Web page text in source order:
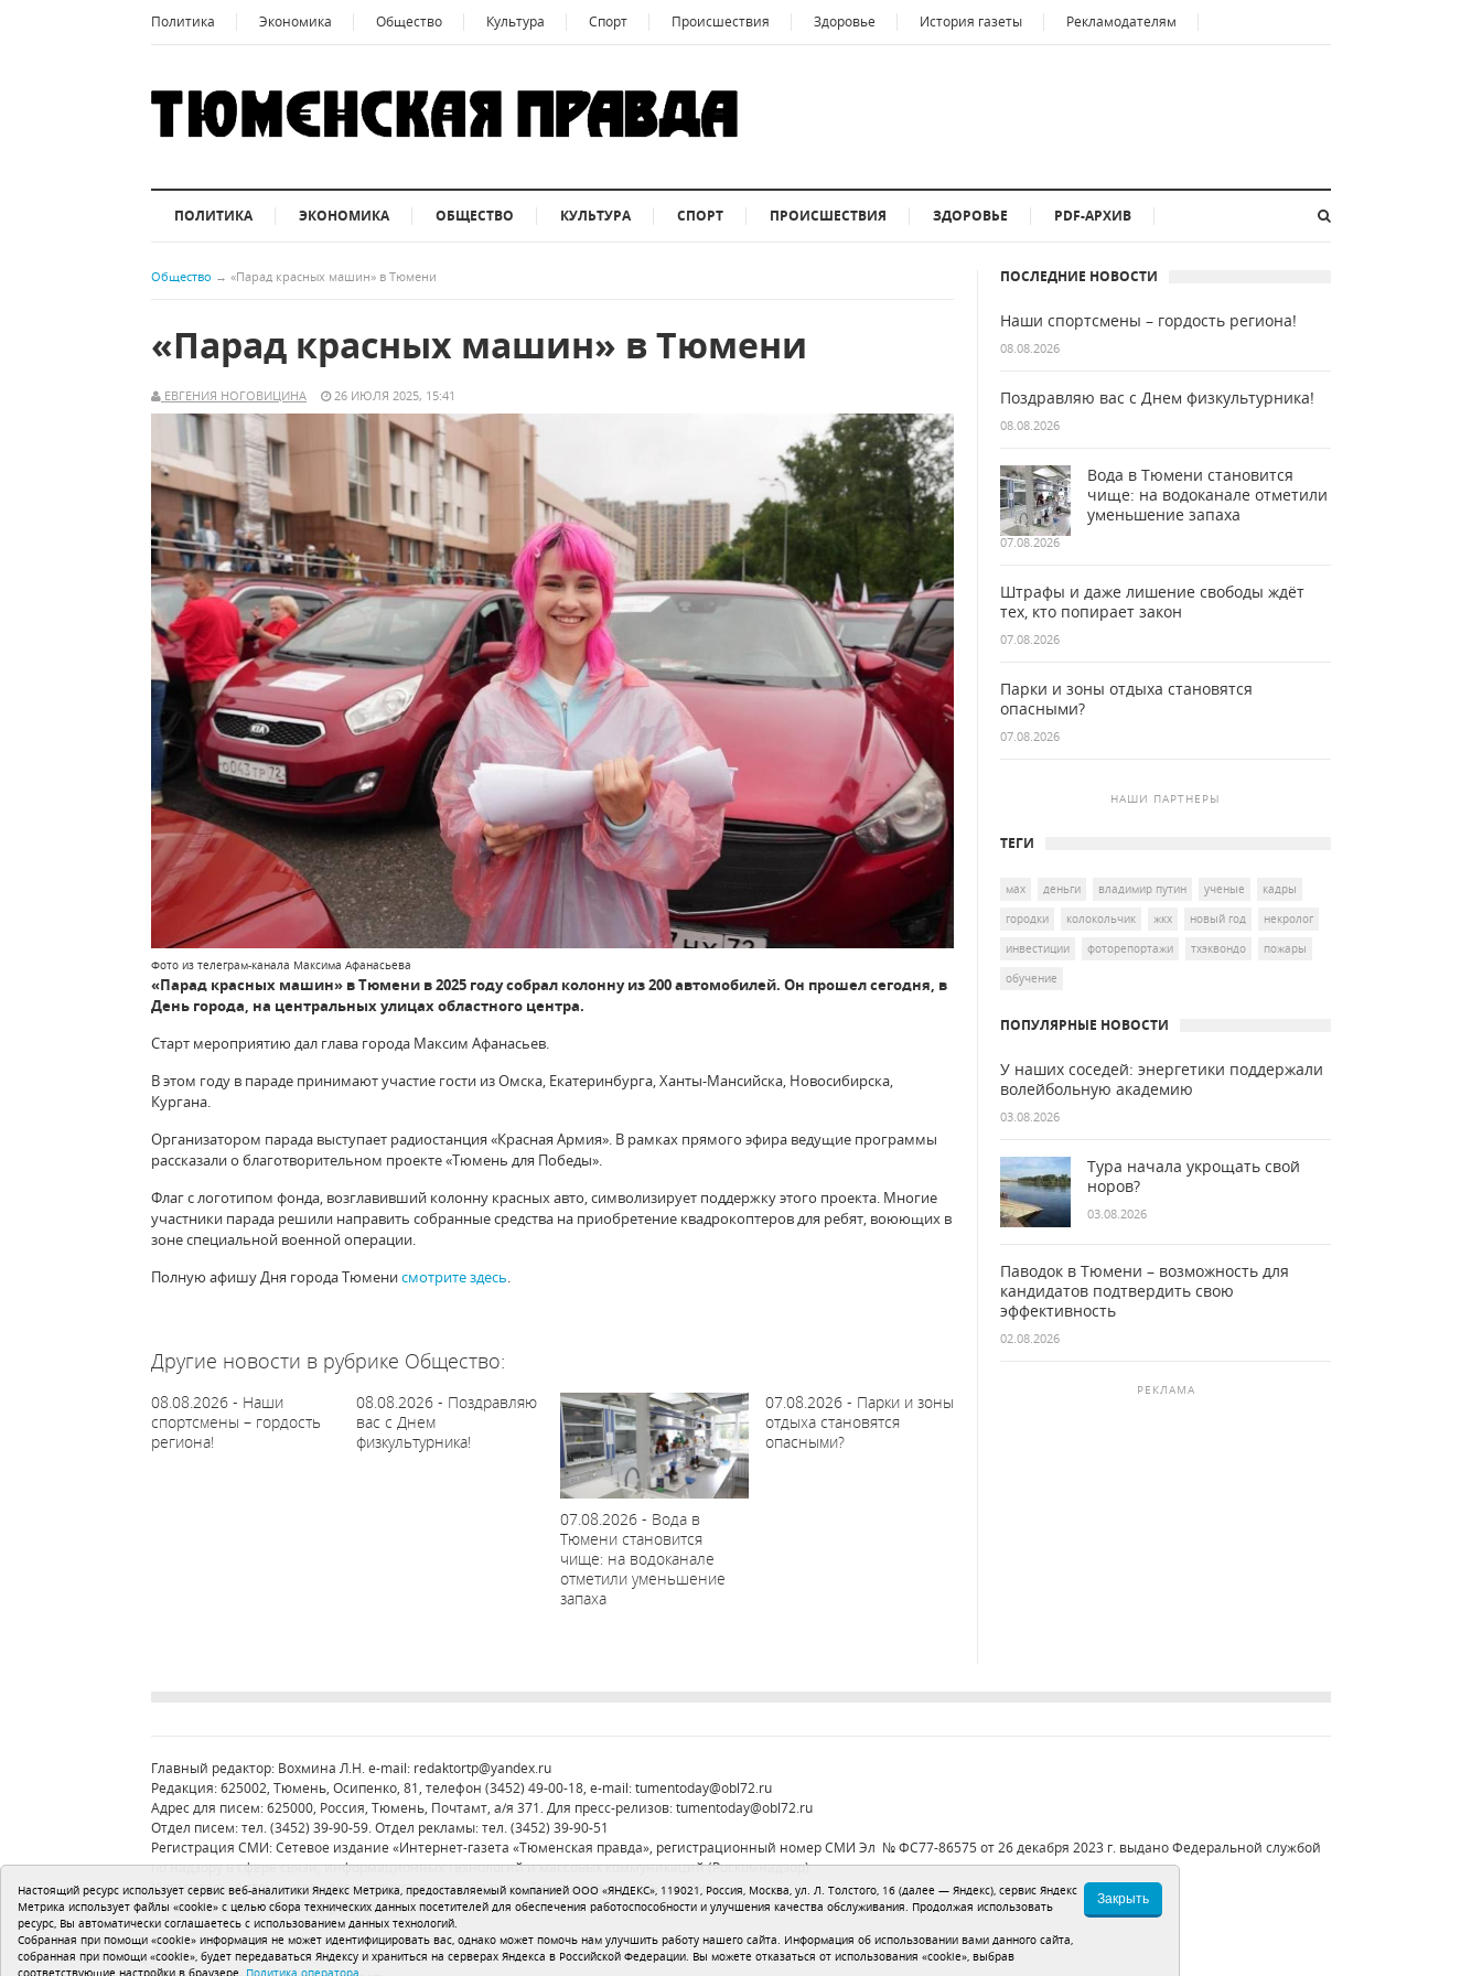
Политика Экономика Общество Культура Спорт Происшествия Здоровье История газеты Рекламодателям
ПОЛИТИКА ЭКОНОМИКА ОБЩЕСТВО КУЛЬТУРА СПОРТ ПРОИСШЕСТВИЯ ЗДОРОВЬЕ PDF-АРХИВ
Общество → «Парад красных машин» в Тюмени
«Парад красных машин» в Тюмени
ЕВГЕНИЯ НОГОВИЦИНА 26 ИЮЛЯ 2025, 15:41
Фото из телеграм-канала Максима Афанасьева
«Парад красных машин» в Тюмени в 2025 году собрал колонну из 200 автомобилей. Он прошел сегодня, в
День города, на центральных улицах областного центра.
Старт мероприятию дал глава города Максим Афанасьев.
В этом году в параде принимают участие гости из Омска, Екатеринбурга, Ханты-Мансийска, Новосибирска,
Кургана.
Организатором парада выступает радиостанция «Красная Армия». В рамках прямого эфира ведущие программы
рассказали о благотворительном проекте «Тюмень для Победы».
Флаг с логотипом фонда, возглавивший колонну красных авто, символизирует поддержку этого проекта. Многие
участники парада решили направить собранные средства на приобретение квадрокоптеров для ребят, воюющих в
зоне специальной военной операции.
Полную афишу Дня города Тюменисмотрите здесь.
Другие новости в рубрике Общество:
08.08.2026 - Наши
спортсмены – гордость
региона!
08.08.2026 - Поздравляю
вас с Днем
физкультурника!
07.08.2026 - Вода в
Тюмени становится
чище: на водоканале
отметили уменьшение
запаха
07.08.2026 - Парки и зоны
отдыха становятся
опасными?
ПОСЛЕДНИЕ НОВОСТИ
Наши спортсмены – гордость региона!
08.08.2026
Поздравляю вас с Днем физкультурника!
08.08.2026
Вода в Тюмени становится
чище: на водоканале отметили
уменьшение запаха
07.08.2026
Штрафы и даже лишение свободы ждёт
тех, кто попирает закон
07.08.2026
Парки и зоны отдыха становятся
опасными?
07.08.2026
НАШИ ПАРТНЕРЫ
ТЕГИ
мах деньги владимир путин ученые
кадры
городки
колокольчик жкх новый год
некролог
инвестиции
фоторепортажи тхэквондо
пожары
обучение
ПОПУЛЯРНЫЕ НОВОСТИ
У наших соседей: энергетики поддержали
волейбольную академию
03.08.2026
Тура начала укрощать свой
норов?
03.08.2026
Паводок в Тюмени – возможность для
кандидатов подтвердить свою
эффективность
02.08.2026
РЕКЛАМА
Главный редактор: Вохмина Л.Н. e-mail: redaktortp@yandex.ru
Редакция: 625002, Тюмень, Осипенко, 81, телефон (3452) 49-00-18, e-mail:tumentoday@obl72.ru
Адрес для писем: 625000, Россия, Тюмень, Почтамт, а/я 371. Для пресс-релизов:tumentoday@obl72.ru
Отдел писем: тел. (3452) 39-90-59. Отдел рекламы: тел. (3452) 39-90-51
Регистрация СМИ: Сетевое издание «Интернет-газета «Тюменская правда», регистрационный номер СМИ Эл № ФС77-86575 от 26 декабря 2023 г. выдано Федеральной службой
по надзору в сфере связи, информационных технологий и массовых коммуникаций (Роскомнадзор)
Учредитель: Автономная некоммерческая организация «Тюменская область сегодня»
Политика оператораУстав редакции
16+
Настоящий ресурс использует сервис веб-аналитики Яндекс Метрика, предоставляемый компанией ООО «ЯНДЕКС», 119021, Россия, Москва, ул. Л. Толстого, 16 (далее — Яндекс), сервис Яндекс
Метрика использует файлы «cookie» с целью сбора технических данных посетителей для обеспечения работоспособности и улучшения качества обслуживания. Продолжая использовать
ресурс, Вы автоматически соглашаетесь с использованием данных технологий.
Собранная при помощи «cookie» информация не может идентифицировать вас, однако может помочь нам улучшить работу нашего сайта. Информация об использовании вами данного сайта,
собранная при помощи «cookie», будет передаваться Яндексу и храниться на серверах Яндекса в Российской Федерации. Вы можете отказаться от использования «cookie», выбрав
соответствующие настройки в браузере. Политика оператора
Закрыть